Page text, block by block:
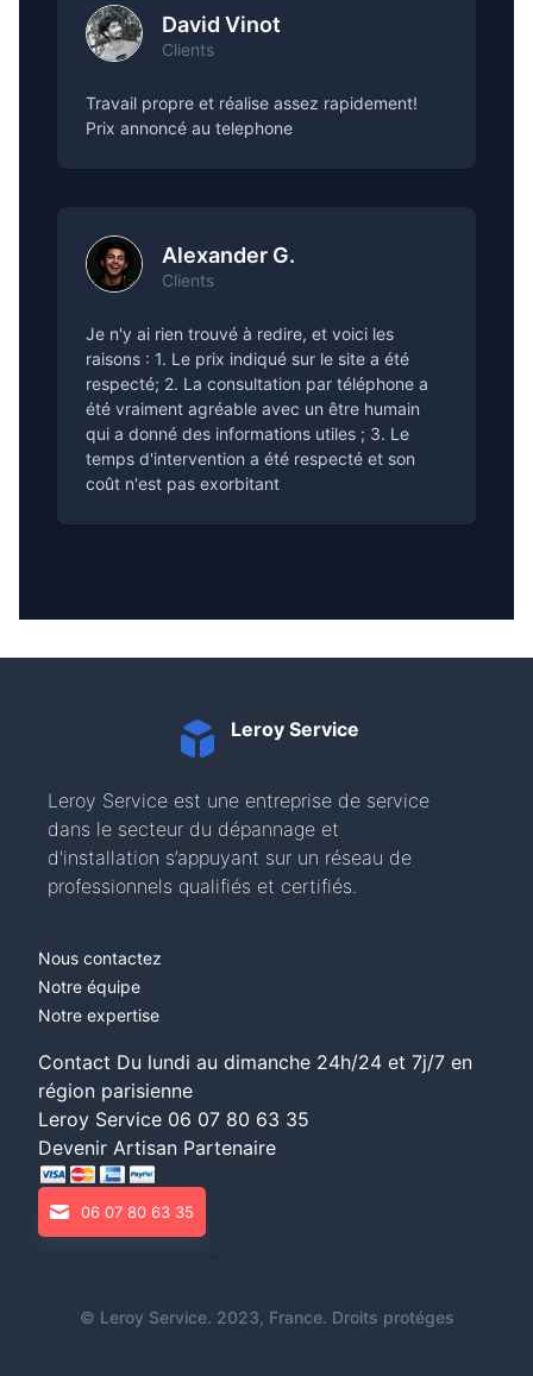
David Vinot
Clients
Travail propre et réalise assez rapidement!
Prix annoncé au telephone
Alexander G.
Clients
Je n'y ai rien trouvé à redire, et voici les
raisons : 1. Le prix indiqué sur le site a été
respecté; 2. La consultation par téléphone a
été vraiment agréable avec un être humain
qui a donné des informations utiles ; 3. Le
temps d'intervention a été respecté et son
coût n'est pas exorbitant
Leroy Service
Leroy Service est une entreprise de service
dans le secteur du dépannage et
d'installation s’appuyant sur un réseau de
professionnels qualifiés et certifiés.
Nous contactez
Notre équipe
Notre expertise
Contact Du lundi au dimanche 24h/24 et 7j/7 en
région parisienne
Leroy Service 06 07 80 63 35
Devenir Artisan Partenaire
06 07 80 63 35
© Leroy Service. 2023, France. Droits protéges